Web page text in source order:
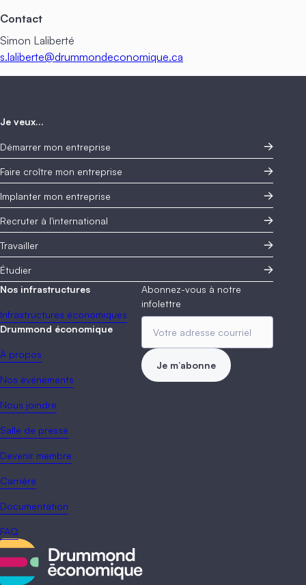
Contact
Simon Laliberté
s.laliberte@drummondeconomique.ca
Je veux...
Démarrer mon entreprise
Faire croître mon entreprise
Implanter mon entreprise
Recruter à l'international
Travailler
Étudier
Nos infrastructures
Infrastructures économiques
Drummond économique
À propos
Nos événements
Nous joindre
Salle de presse
Devenir membre
Carrière
Documentation
FAQ
Abonnez-vous à notre
infolettre
Je m’abonne